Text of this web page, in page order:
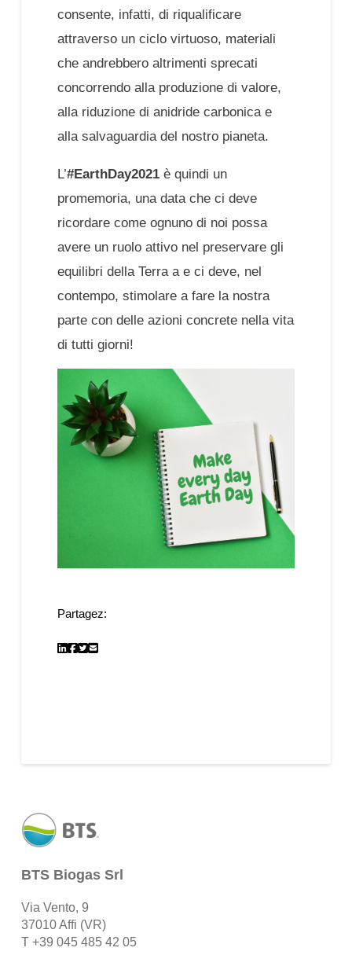
consente, infatti, di riqualificare
attraverso un ciclo virtuoso, materiali
che andrebbero altrimenti sprecati
concorrendo alla produzione di valore,
alla riduzione di anidride carbonica e
alla salvaguardia del nostro pianeta.
L’#EarthDay2021è quindi un
promemoria, una data che ci deve
ricordare come ognuno di noi possa
avere un ruolo attivo nel preservare gli
equilibri della Terra a e ci deve, nel
contempo, stimolare a fare la nostra
parte con delle azioni concrete nella vita
di tutti giorni!
Partagez:
BTS Biogas Srl
Via Vento, 9
37010 Affi (VR)
T +39 045 485 42 05